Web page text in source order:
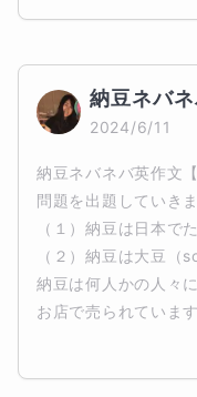
納豆ネバネ
2024/6/11
納豆ネバネバ英作文
問題を出題していき
（１）納豆は日本で
（２）納豆は大豆（
納豆は何人かの人々
お店で売られていま